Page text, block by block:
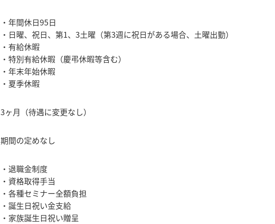
・年間休日95日
・日曜、祝日、第1、3土曜（第3週に祝日がある場合、土曜出勤）
・有給休暇
・特別有給休暇（慶弔休暇等含む）
・年末年始休暇
・夏季休暇
3ヶ月（待遇に変更なし）
期間の定めなし
・退職金制度
・資格取得手当
・各種セミナー全額負担
・誕生日祝い金支給
・家族誕生日祝い贈呈